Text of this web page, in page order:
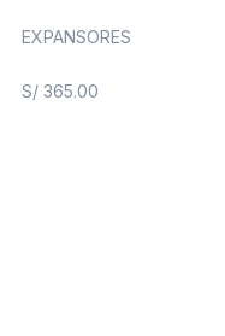
EXPANSORES
S/ 365.00